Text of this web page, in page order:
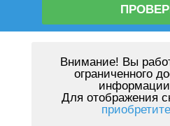
Внимание! Вы
ограниченного
информации
Для отображения